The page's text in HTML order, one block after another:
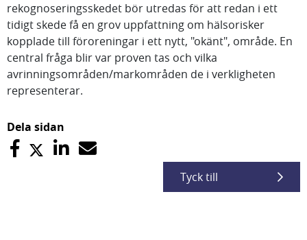
rekognoseringsskedet bör utredas för att redan i ett
tidigt skede få en grov uppfattning om hälsorisker
kopplade till föroreningar i ett nytt, "okänt", område. En
central fråga blir var proven tas och vilka
avrinningsområden/markområden de i verkligheten
representerar.
Dela sidan
Tyck till